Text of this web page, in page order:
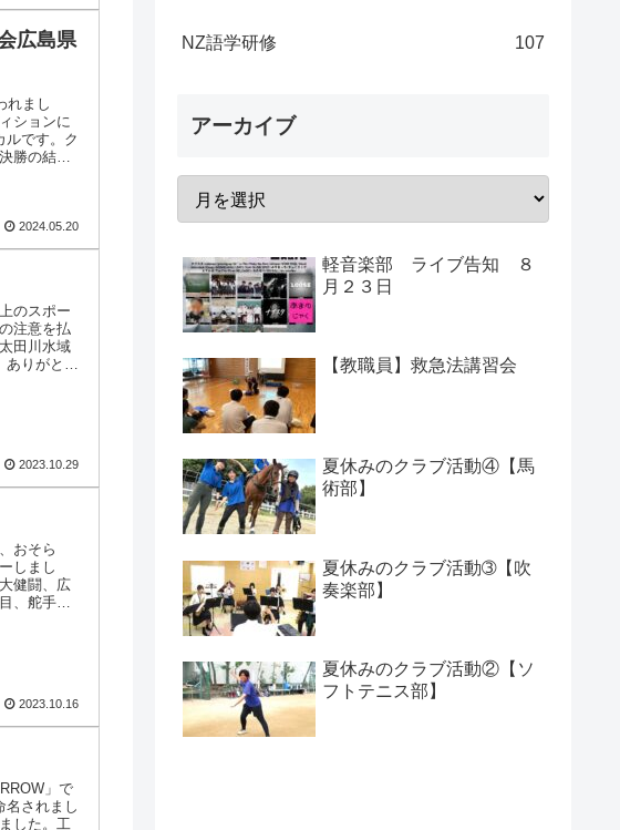
広島県
れまし
ションに
ルです。ク
勝の結果
2024.05.20
のスポー
注意を払
田川水域
りがとう
2023.10.29
おそら
しまし
健闘、広
、舵手付
2023.10.16
」で
名されまし
した。工
NZ語学研修 107
アーカイブ
軽音楽部 ライブ告知 ８
月２３日
【教職員】救急法講習会
夏休みのクラブ活動④【馬
術部】
夏休みのクラブ活動➂【吹
奏楽部】
夏休みのクラブ活動②【ソ
フトテニス部】